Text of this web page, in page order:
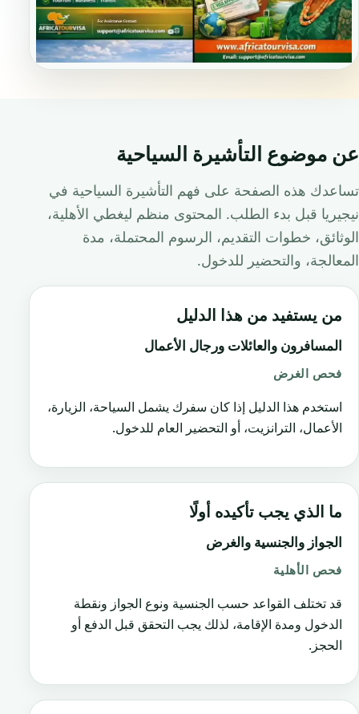
عن موضوع التأشيرة السياحية
تساعدك هذه الصفحة على فهم التأشيرة السياحية في
نيجيريا قبل بدء الطلب. المحتوى منظم ليغطي الأهلية،
الوثائق، خطوات التقديم، الرسوم المحتملة، مدة
المعالجة، والتحضير للدخول.
من يستفيد من هذا الدليل
المسافرون والعائلات ورجال الأعمال
فحص الغرض
استخدم هذا الدليل إذا كان سفرك يشمل السياحة، الزيارة،
الأعمال، الترانزيت، أو التحضير العام للدخول.
ما الذي يجب تأكيده أولًا
الجواز والجنسية والغرض
فحص الأهلية
قد تختلف القواعد حسب الجنسية ونوع الجواز ونقطة
الدخول ومدة الإقامة، لذلك يجب التحقق قبل الدفع أو
الحجز.